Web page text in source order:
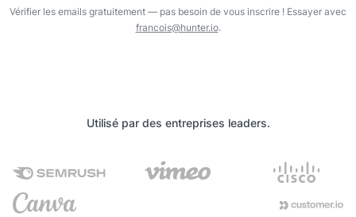
Vérifier les emails gratuitement — pas besoin de vous inscrire ! Essayer avec
francois@hunter.io.
Utilisé par des entreprises leaders.